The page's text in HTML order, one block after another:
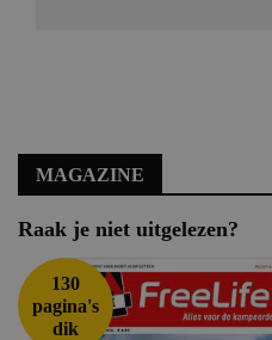
MAGAZINE
Raak je niet uitgelezen?
130
pagina's
dik